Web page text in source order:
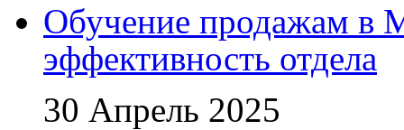
Обучение продажам в
эффективность отдела
30 Апрель 2025